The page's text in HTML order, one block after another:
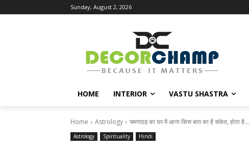
Sunday, August 2, 2026
HOME INTERIOR VASTU SHASTRA
Home Astrology चमगादड़ का घर में आना किस बात का है संकेत, होता है...
Astrology Spirituality Hindi